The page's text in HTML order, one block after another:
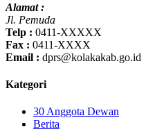
Alamat :
Jl. Pemuda
Telp : 0411-XXXXX
Fax : 0411-XXXX
Email : dprs@kolakakab.go.id
Kategori
30 Anggota Dewan
Berita